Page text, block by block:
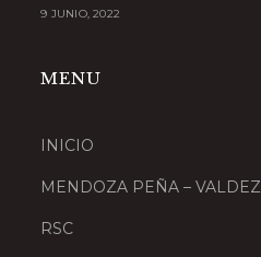
9 JUNIO, 2022
MENU
INICIO
MENDOZA PEÑA – VALDEZ
RSC